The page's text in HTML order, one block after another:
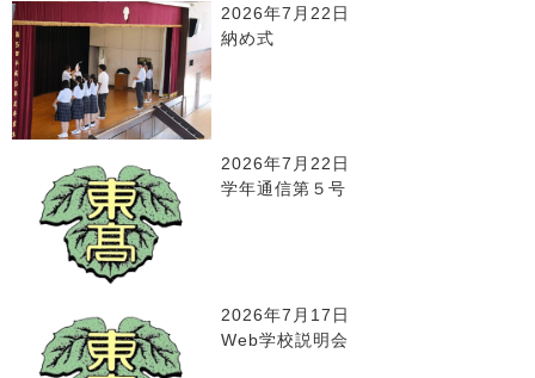
2026年7月22日
納め式
2026年7月22日
学年通信第５号
2026年7月17日
Web学校説明会